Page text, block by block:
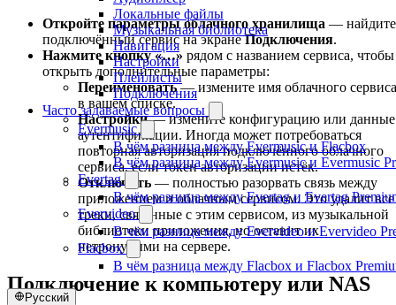
Локальные файлы
Музыкальная библиотека
Навигация
Настройки
Плейлисты
Подключения
Часто задаваемые вопросы
Evermusic
В чём разница между Evermusic и Flacbox
В чём разница между Evermusic и Evermusic
Evertag
В чём разница между Evertag и Evertag
Evervideo
В чём разница между Evervideo и Evervideo
Flacbox
В чём разница между Flacbox и Flacbox
Русский
Откройте параметры облачного хранилища — найдите
подключённый сервис на экранеПодключения.
Нажмите кнопку «…» рядом с названием сервиса, чтобы
открыть дополнительные параметры:
Переименовать— измените имя облачного сервиса
в вашем списке.
Настройки— измените конфигурацию или данные
аутентификации. Иногда может потребоваться
повторная авторизация подключённого облачного
сервиса, если токен авторизации истёк.
Отключить — полностью разорвать связь между
приложением и облачным сервисом. Это удалит все
треки, связанные с этим сервисом, из музыкальной
библиотеки приложения, но оставит их
нетронутыми на сервере.
Подключение к компьютеру или NAS